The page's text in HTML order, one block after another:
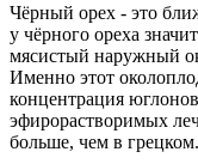
Чёрный орех - это
у чёрного ореха
мясистый наружный
Именно этот
концентрация
эфирорастворимых
больше, чем в грецком.